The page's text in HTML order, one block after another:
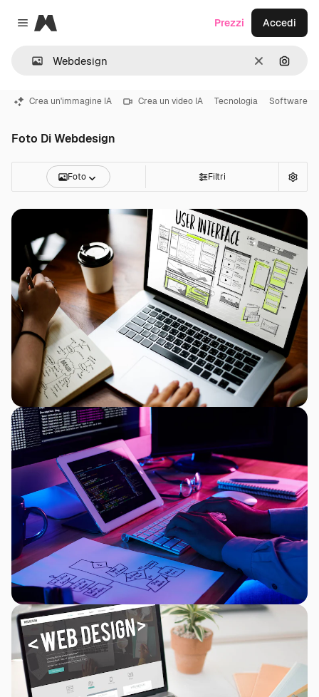
Close menu
Magnific
CancellaCerca
Prezzi Accedi
Crea un'immagine IA Crea un video IA Tecnologia Software
Foto Di Webdesign
Foto Filtri